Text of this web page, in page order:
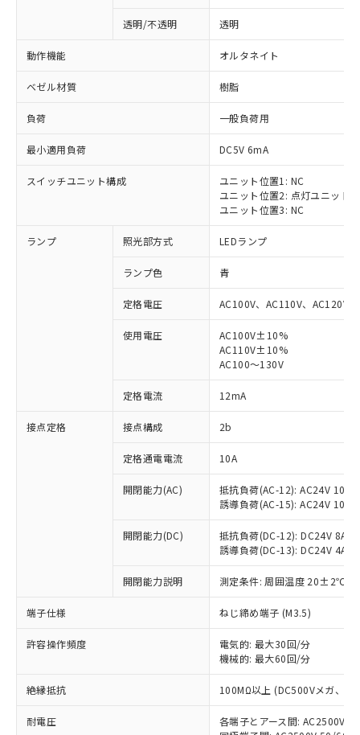
透明/不透明 透明
動作機能 オルタネイト
ベゼル材質 樹脂
負荷 一般負荷用
最小適用負荷 DC5V 6mA
スイッチユニット構成
ユニット位置1: NC
ユニット位置2: 点灯ユニット
ユニット位置3: NC
ランプ 照光部方式 LEDランプ
ランプ色 青
定格電圧 AC100V、AC110V、AC120V
使用電圧
AC100V±10%
AC110V±10%
AC100～130V
定格電流 12mA
接点定格 接点構成 2b
定格通電電流 10A
開閉能力(AC)
抵抗負荷(AC-12): AC24V 10A/
誘導負荷(AC-15): AC24V
開閉能力(DC)
抵抗負荷(DC-12): DC24V 8A/
誘導負荷(DC-13): DC24V 4A/
開閉能力説明 測定条件: 周囲温度 20±2℃、
端子仕様 ねじ締め端子 (M3.5)
許容操作頻度
電気的: 最大30回/分
機械的: 最大60回/分
絶縁抵抗 100MΩ以上 (DC500Vメガ、点
耐電圧
各端子とアース間: AC2500V
ご利用条件
以下の条件をお読みいただき、同意のうえ
本サービスは、当社制御機器事業取扱
商品の当社在庫状況および標準価格
(税抜)を提供させていただくもので
当社制御機器事業取扱商品の中には、
本サービスの対象外となる商品もある
ことをご了承ください。
在庫状況および標準価格照会結果は、
記載している更新日時点での社内デー
タに基づき作成されるものであり、閲
準価格とは異なる場合があることをご
対応済み：EU RoHS指令（10物質）の
非含有に対応した製品が提供可能な商品で
対応予定：EU RoHS指令（10物質）の非含
有に対応した製品に切り替える予定のある
対応予定なし：EU RoHS指令（10物質）の
非含有に非対応の商品で、対応品を出す予
調査・確認中：EU RoHS指令（10物質）の
非含有の対応状況を調査中または確認中の
非該当品：ライセンス料など無形物で、有
害物質有無と関係のない商品です。
仕入先様の事情により、非含有部品として
いたものが、含有品と判明した場合などや
むを得ず変更することがあります。
*EU RoHS指令（10物質）：
鉛(Pb) 1000ppm以下、 水銀(Hg) 1000ppm以下、 カド
六価クロム(Cr(Ⅵ)) 1000ppm以下、ポリ臭化ビフェニル
「○」：最大均質材料含有率が中国RoHSの
基準値以下であることを示します。
「×」：最大均質材料含有率が中国RoHSの
基準値を超えていることを示します。
「－」：未確認です。当社販売部門へお問
当社は、これら貴社製品のうち、外国
為替および外国貿易法に定める商品
（以下｢規制貨物等」という）を輸出
または国外への提供する場合は、日本
国政府の輸出許可(または役務取引許
可)を取得するなどの必要な手続きを